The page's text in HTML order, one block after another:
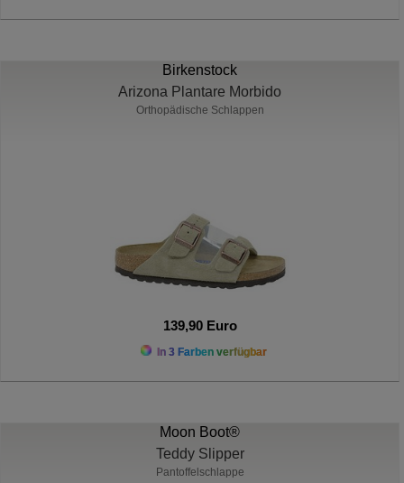
Birkenstock
Arizona Plantare Morbido
Orthopädische Schlappen
139,90 Euro
In 3 Farben verfügbar
Moon Boot®
Teddy Slipper
Pantoffelschlappe